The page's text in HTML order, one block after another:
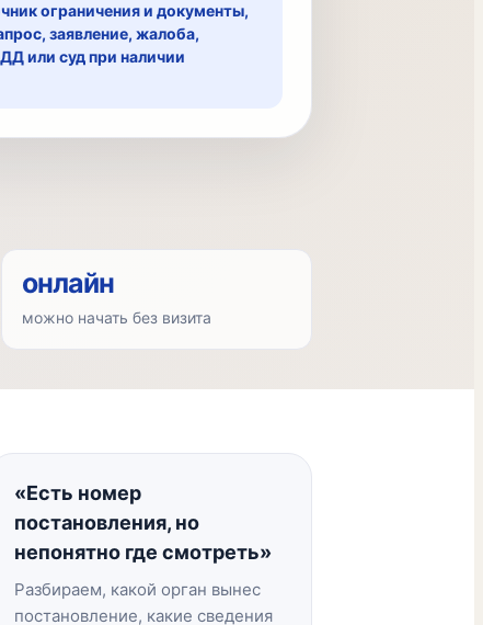
ограничения и документы,
заявление, жалоба,
или суд при наличии
онлайн
можно начать без визита
«Есть номер
постановления, но
непонятно где смотреть»
Разбираем, какой орган вынес
постановление, какие сведения